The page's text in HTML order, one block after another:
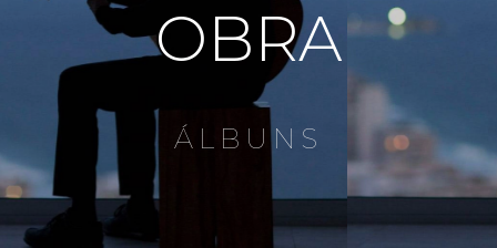
OBRA
ÁLBUNS